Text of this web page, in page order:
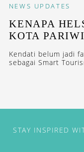
NEWS UPDATES
KENAPA
KOTA
Kendati belum jadi
sebagai Smart
STAY INSPIRED